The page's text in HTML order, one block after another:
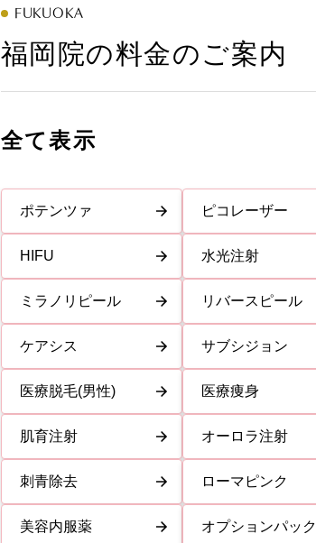
FUKUOKA
福岡院の料金のご案内
全て表示
ポテンツァ ピコレーザー
HIFU 水光注射
ミラノリピール リバースピール
ケアシス サブシジョン
医療脱毛(男性) 医療痩身
肌育注射 オーロラ注射
刺青除去 ローマピンク
美容内服薬 オプションパック